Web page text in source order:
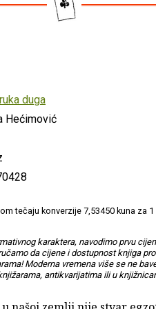
duga
Hećimović
tečaju konverzije 7,53450 kuna za 1
karaktera, navodimo prvu
da cijene i dostupnost knjiga
Moderna vremena više se ne
antikvarijatima ili u